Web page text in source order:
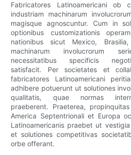
Fabricatores Latinoamericani ob
industriam machinarum
magisque agnoscuntur. Cum in
optionibus customizationis
nationibus sicut Mexico,
machinarum involucrorum
necessitatibus specificis
satisfacit. Per societates et
fabricatores Latinoamericani
adhibere potuerunt ut solutiones
qualitatis, quae normas
praeberent. Praeterea,
America Septentrionali et Europa
Latinoamericanis praebet ut
et solutiones competitivas
orbe offerant.